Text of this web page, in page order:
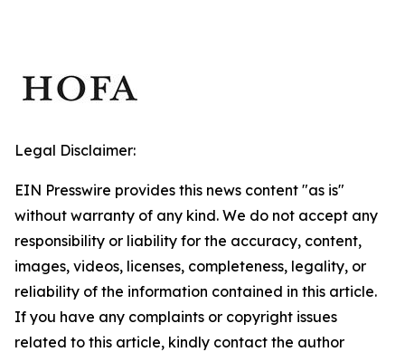
Legal Disclaimer:
EIN Presswire provides this news content "as is"
without warranty of any kind. We do not accept any
responsibility or liability for the accuracy, content,
images, videos, licenses, completeness, legality, or
reliability of the information contained in this article.
If you have any complaints or copyright issues
related to this article, kindly contact the author